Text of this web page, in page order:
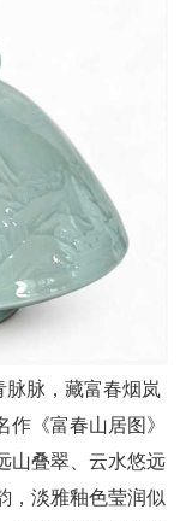
脉，藏富春烟岚
《富春山居图》
山叠翠、云水悠远
，淡雅釉色莹润似